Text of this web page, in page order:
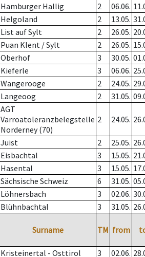
Hamburger Hallig 2 06.06.
Helgoland 2 13.05.
List auf Sylt 2 26.05.
Puan Klent / Sylt 2 26.05.
Oberhof 3 30.05.
Kieferle 3 06.06.
Wangerooge 2 24.05.
Langeoog 2 31.05.
AGT
Varroatoleranzbelegstelle
Norderney (70)
2 24.05.
Juist 2 25.05.
Eisbachtal 3 15.05.
Hasental 3 15.05.
Sächsische Schweiz 6 31.05.
Löhnersbach 3 02.06.
Blühnbachtal 3 31.05.
Surname TM from
Kristeinertal - Osttirol 3 02.06.